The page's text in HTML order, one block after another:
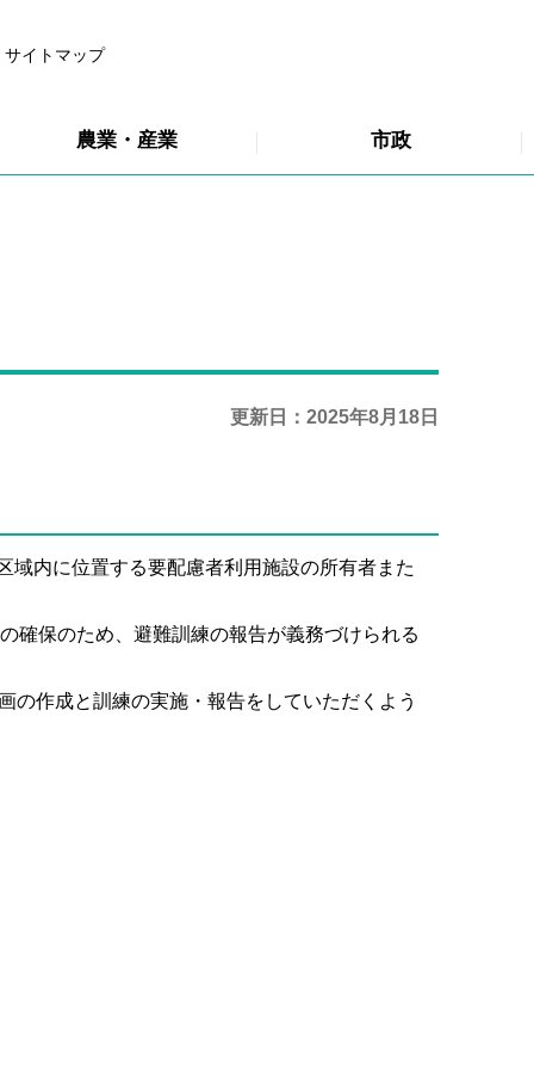
サイトマップ
農業・産業 市政
更新日：2025年8月18日
内に位置する要配慮者利用施設の所有者また
確保のため、避難訓練の報告が義務づけられる
の作成と訓練の実施・報告をしていただくよう